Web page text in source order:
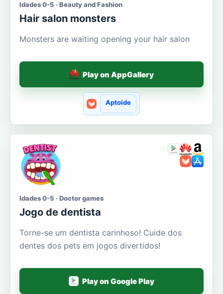
Idades 0-5 · Beauty and Fashion
Hair salon monsters
Monsters are waiting opening your hair salon
Play on AppGallery
Aptoide
Idades 0-5 · Doctor games
Jogo de dentista
Torne-se um dentista carinhoso! Cuide dos
dentes dos pets em jogos divertidos!
Play on Google Play